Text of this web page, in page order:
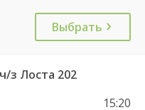
Выбрать
з Лоста 202
15:20